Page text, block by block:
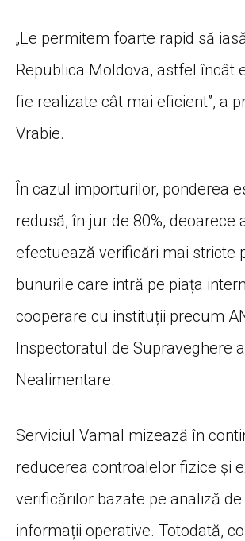
„Le permitem foarte rapid să
Republica Moldova, astfel încât
fie realizate cât mai eficient”, a
Vrabie.
În cazul importurilor, ponderea
redusă, în jur de 80%, deoarece
efectuează verificări mai stricte
bunurile care intră pe piața
cooperare cu instituții precum
Inspectoratul de Supraveghere
Nealimentare.
Serviciul Vamal mizează în
reducerea controalelor fizice și
verificărilor bazate pe analiză de
informații operative. Totodată,